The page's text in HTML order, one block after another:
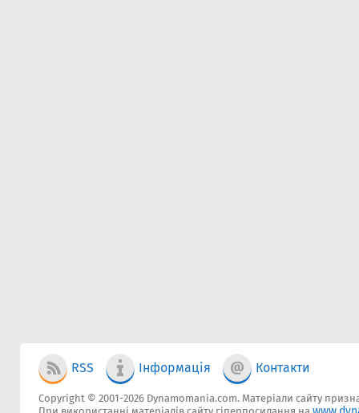
RSS Інформація Контакти
Copyright © 2001-2026 Dynamomania.com. Матеріали сайту